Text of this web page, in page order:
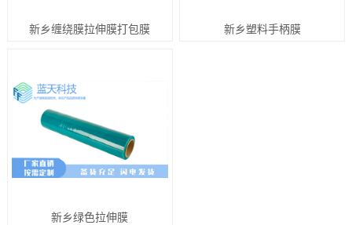
新乡缠绕膜拉伸膜打包膜 新乡塑料手柄膜
新乡绿色拉伸膜